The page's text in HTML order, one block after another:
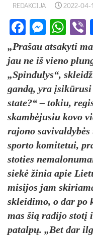
REDAKCIJA 2022-04-
„Pra­šau at­sa­ky­ti
jau ne iš vie­no
„Spin­du­lys“,
gandą, yra
sta­te?“ – to­kiu,
skambė­ju­siu ko­vo
ra­jo­no
spor­to ko­mi­te­tui,
sto­ties
siekė ži­nia apie
mi­si­jos jam
sklei­di­mo, o dar
mas šią ra­di­jo stotį
pa­talpų. „Bet dar